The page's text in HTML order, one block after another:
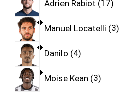
Adrien Rabiot 17
Manuel Locatelli 3
Danilo 4
Moise Kean 3